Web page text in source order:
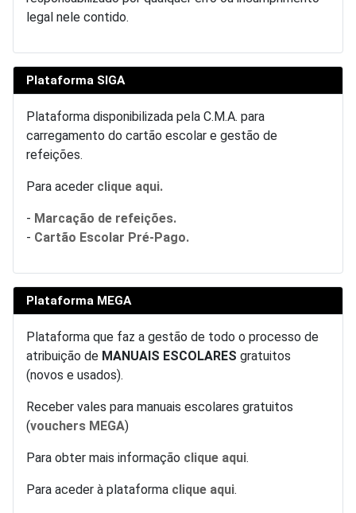
legal nele contido.
Plataforma SIGA
Plataforma disponibilizada pela C.M.A. para
carregamento do cartão escolar e gestão de
refeições.
Para aceder clique aqui.
- Marcação de refeições.
- Cartão Escolar Pré-Pago.
Plataforma MEGA
Plataforma que faz a gestão de todo o processo de
atribuição de MANUAIS ESCOLARES gratuitos
(novos e usados).
Receber vales para manuais escolares gratuitos
(vouchers MEGA)
Para obter mais informação clique aqui.
Para aceder à plataforma clique aqui.